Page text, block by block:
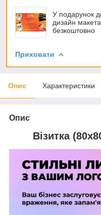
У подарунок
дизайн
безкоштовно
Приховати
Опис Характеристики
Опис
Візитка